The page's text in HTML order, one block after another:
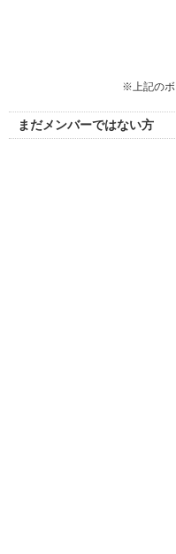
※上記のボ
まだメンバーではない方